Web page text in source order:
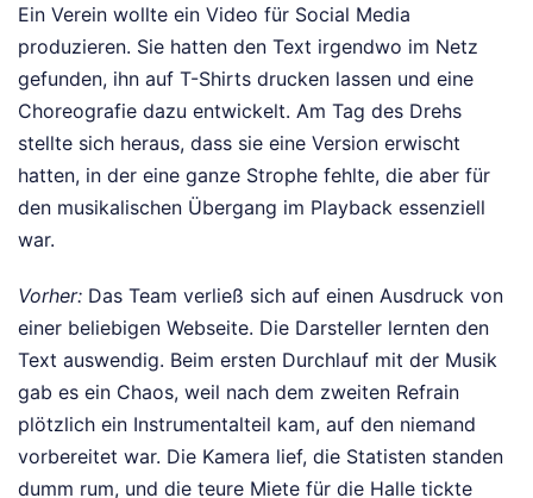
Ein Verein wollte ein Video für Social Media
produzieren. Sie hatten den Text irgendwo im Netz
gefunden, ihn auf T-Shirts drucken lassen und eine
Choreografie dazu entwickelt. Am Tag des Drehs
stellte sich heraus, dass sie eine Version erwischt
hatten, in der eine ganze Strophe fehlte, die aber für
den musikalischen Übergang im Playback essenziell
war.
Vorher: Das Team verließ sich auf einen Ausdruck von
einer beliebigen Webseite. Die Darsteller lernten den
Text auswendig. Beim ersten Durchlauf mit der Musik
gab es ein Chaos, weil nach dem zweiten Refrain
plötzlich ein Instrumentalteil kam, auf den niemand
vorbereitet war. Die Kamera lief, die Statisten standen
dumm rum, und die teure Miete für die Halle tickte